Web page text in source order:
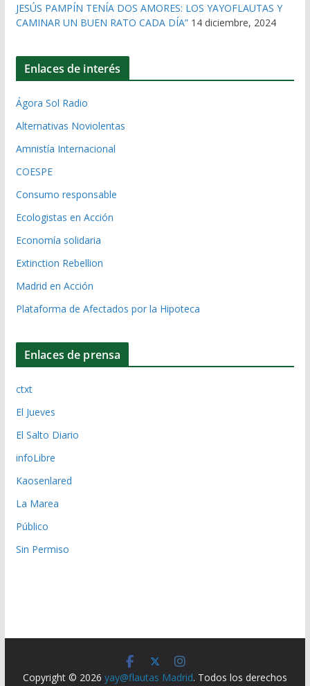
JESÚS PAMPÍN TENÍA DOS AMORES: LOS YAYOFLAUTAS Y
CAMINAR UN BUEN RATO CADA DÍA” 14 diciembre, 2024
Enlaces de interés
Ágora Sol Radio
Alternativas Noviolentas
Amnistía Internacional
COESPE
Consumo responsable
Ecologistas en Acción
Economía solidaria
Extinction Rebellion
Madrid en Acción
Plataforma de Afectados por la Hipoteca
Enlaces de prensa
ctxt
El Jueves
El Salto Diario
infoLibre
Kaosenlared
La Marea
Público
Sin Permiso
Copyright © 2026 yay@flautas Madrid. Todos los derechos